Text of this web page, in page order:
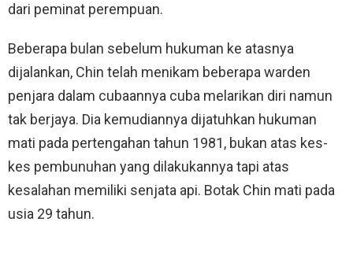
dari peminat perempuan.
Beberapa bulan sebelum hukuman ke atasnya
dijalankan, Chin telah menikam beberapa warden
penjara dalam cubaannya cuba melarikan diri namun
tak berjaya. Dia kemudiannya dijatuhkan hukuman
mati pada pertengahan tahun 1981, bukan atas kes-
kes pembunuhan yang dilakukannya tapi atas
kesalahan memiliki senjata api. Botak Chin mati pada
usia 29 tahun.